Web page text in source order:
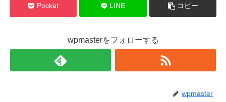
Pocket LINE コピー
wpmasterをフォローする
wpmaster